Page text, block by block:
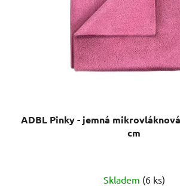
ADBL Pinky - jemná
cm
Skladem (6 ks)